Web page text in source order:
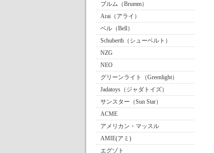
ブルム（Brumm）
Arai（アライ）
ベル（Bell）
Schuberth（シューベルト）
NZG
NEO
グリーンライト（Greenlight）
Jadatoys（ジャダトイズ）
サンスター（Sun Star）
ACME
アメリカン・マッスル
AMIE(アミ)
エグゾト